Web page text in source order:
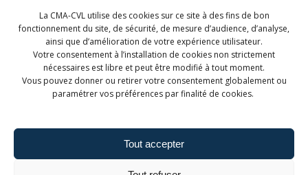
La CMA-CVL utilise des cookies sur ce site à des fins de bon
fonctionnement du site, de sécurité, de mesure d’audience, d’analyse,
ainsi que d’amélioration de votre expérience utilisateur.
Votre consentement à l’installation de cookies non strictement
nécessaires est libre et peut être modifié à tout moment.
Vous pouvez donner ou retirer votre consentement globalement ou
paramétrer vos préférences par finalité de cookies.
Tout accepter
Mais tout cela nous fait comprendre aussi
qu’individualiser l’enseignement pour que le jeune
construise ses connaissances, ce n’est pas placer
cinquante jeunes devant des PC et les livrer à eux-mêmes
et que l’autonomie s’acquiert et ne se décrète pas.